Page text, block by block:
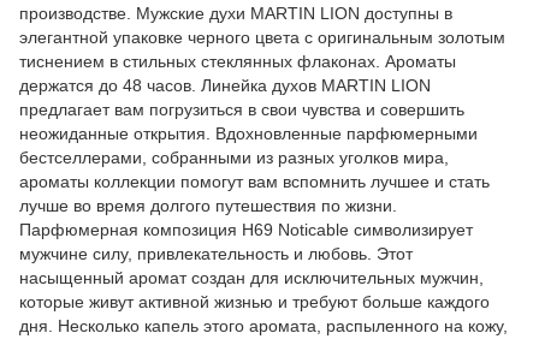
производстве. Мужские духи MARTIN LION доступны в
элегантной упаковке черного цвета с оригинальным золотым
тиснением в стильных стеклянных флаконах. Ароматы
держатся до 48 часов. Линейка духов MARTIN LION
предлагает вам погрузиться в свои чувства и совершить
неожиданные открытия. Вдохновленные парфюмерными
бестселлерами, собранными из разных уголков мира,
ароматы коллекции помогут вам вспомнить лучшее и стать
лучше во время долгого путешествия по жизни.
Парфюмерная композиция H69 Noticable символизирует
мужчине силу, привлекательность и любовь. Этот
насыщенный аромат создан для исключительных мужчин,
которые живут активной жизнью и требуют больше каждого
дня. Несколько капель этого аромата, распыленного на кожу,